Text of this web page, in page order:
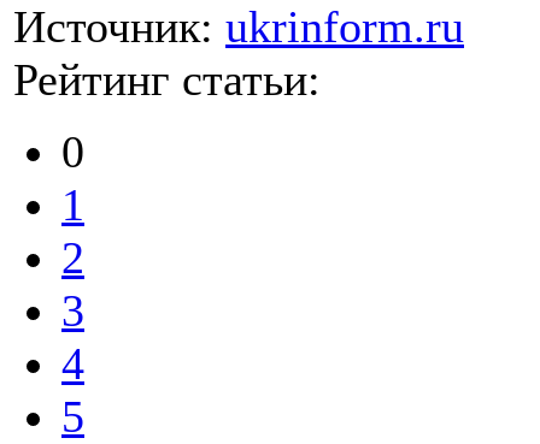
Источник: ukrinform.ru
Рейтинг статьи:
0
1
2
3
4
5